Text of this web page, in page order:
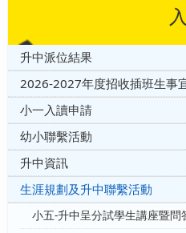
升中派位結果
2026-2027年度招收插班生事
小一入讀申請
幼小聯繫活動
升中資訊
生涯規劃及升中聯繫活動
小五-升中呈分試學生講座暨問